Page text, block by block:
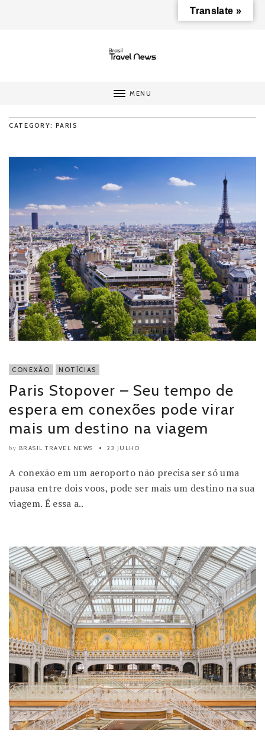
MENU
CATEGORY: PARIS
CONEXÃO NOTÍCIAS
Paris Stopover – Seu tempo de
espera em conexões pode virar
mais um destino na viagem
by BRASIL TRAVEL NEWS 23 JULHO
A conexão em um aeroporto não precisa ser só uma
pausa entre dois voos, pode ser mais um destino na sua
viagem. É essa a..
Translate »